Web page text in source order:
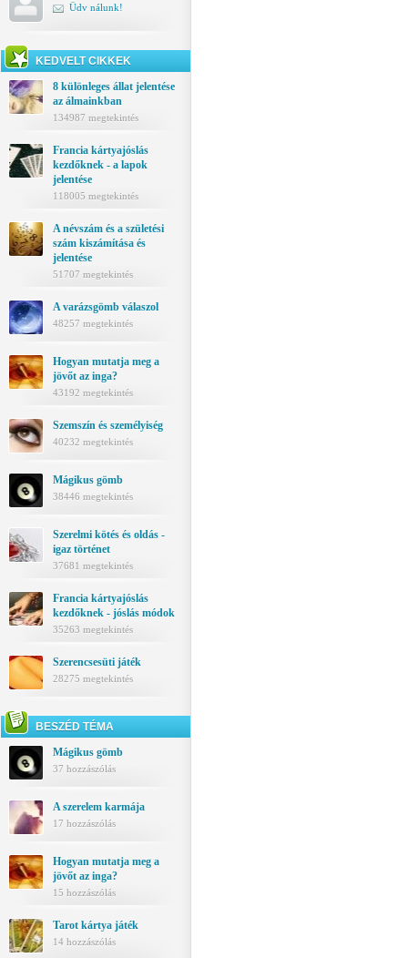
Üdv nálunk!
KEDVELT CIKKEK
8 különleges állat jelentése
az álmainkban
134987 megtekintés
Francia kártyajóslás
kezdőknek - a lapok
jelentése
118005 megtekintés
A névszám és a születési
szám kiszámítása és
jelentése
51707 megtekintés
A varázsgömb válaszol
48257 megtekintés
Hogyan mutatja meg a
jövőt az inga?
43192 megtekintés
Szemszín és személyiség
40232 megtekintés
Mágikus gömb
38446 megtekintés
Szerelmi kötés és oldás -
igaz történet
37681 megtekintés
Francia kártyajóslás
kezdőknek - jóslás módok
35263 megtekintés
Szerencsesüti játék
28275 megtekintés
BESZÉD TÉMA
Mágikus gömb
37 hozzászólás
A szerelem karmája
17 hozzászólás
Hogyan mutatja meg a
jövőt az inga?
15 hozzászólás
Tarot kártya játék
14 hozzászólás